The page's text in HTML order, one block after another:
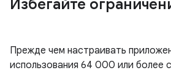
Избегайте
Прежде чем настраивать
использования 64 000 или более